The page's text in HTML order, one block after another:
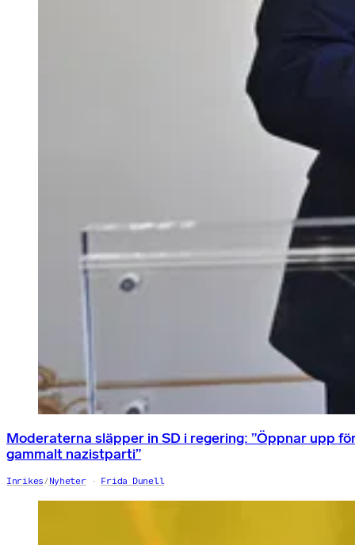
Moderaterna släpper in SD i regering: ”Öppnar upp
gammalt nazistparti”
Inrikes /Nyheter Frida Dunell